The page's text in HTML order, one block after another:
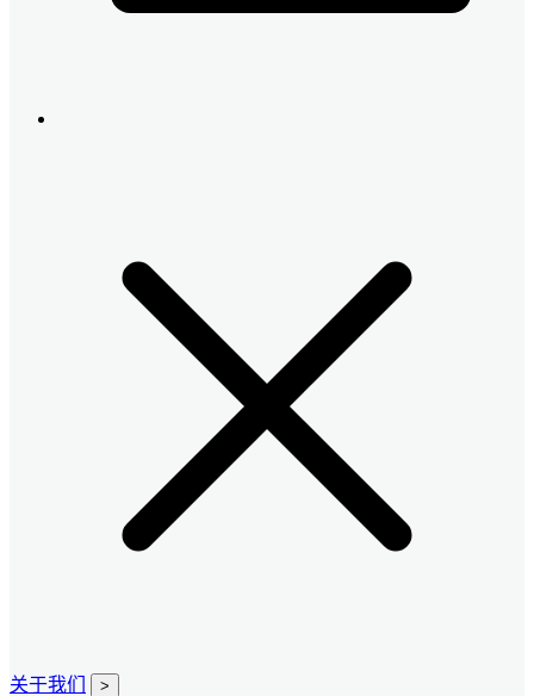
关于我们 >